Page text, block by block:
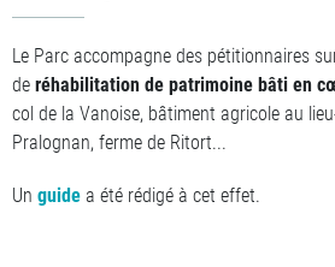
Le Parc accompagne des pétitionnaires
de réhabilitation de patrimoine bâti en
col de la Vanoise, bâtiment agricole au
Pralognan, ferme de Ritort...
Un guide a été rédigé à cet effet.